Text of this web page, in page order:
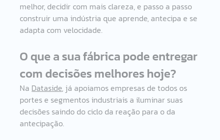
melhor, decidir com mais clareza, e passo a passo
construir uma indústria que aprende, antecipa e se
adapta com velocidade.
O que a sua fábrica pode entregar
com decisões melhores hoje?
Na Dataside, já apoiamos empresas de todos os
portes e segmentos industriais a iluminar suas
decisões saindo do ciclo da reação para o da
antecipação.